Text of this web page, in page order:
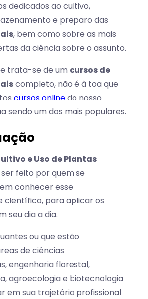
dedicados ao cultivo,
e preparo das
, bem como sobre as mais
da ciência sobre o assunto.
trata-se de um cursos de
completo, não é à toa que
cursos onlinedo nosso
sendo um dos mais populares.
e Uso de Plantas
feito por quem se
conhecer esse
científico, para aplicar os
seu dia a dia.
ou que estão
de ciências
engenharia florestal,
agroecologia e biotecnologia
em sua trajetória profissional